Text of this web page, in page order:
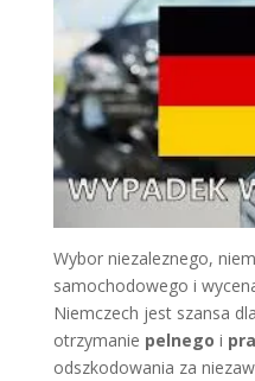
Wybor niezaleznego,
samochodowego i
Niemczech jest szansa
otrzymanie pelnego i
odszkodowania za